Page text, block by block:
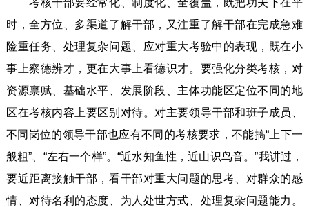
时，全方位、多渠道了解干部，又注重了解干部在完成急难
险重任务、处理复杂问题、应对重大考验中的表现，既在小
事上察德辨才，更在大事上看德识才。要强化分类考核，对
资源禀赋、基础水平、发展阶段、主体功能区定位不同的地
区在考核内容上要区别对待。对主要领导干部和班子成员、
不同岗位的领导干部也应有不同的考核要求，不能搞“上下一
般粗”、“左右一个样”。“近水知鱼性，近山识鸟音。”我讲过，
要近距离接触干部，看干部对重大问题的思考、对群众的感
情、对待名利的态度、为人处世方式、处理复杂问题能力。